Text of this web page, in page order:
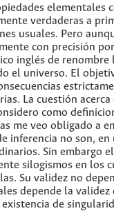
elementales
verdaderas a
usuales. Pero
con precisión
inglés de renombre
el universo. El
La cuestión
como
me veo obligado a
inferencia no son, en
Sin embargo
silogismos en los
Su validez no
depende la
de